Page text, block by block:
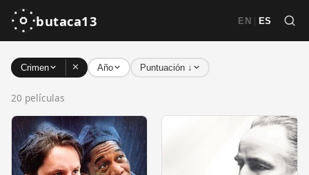
butaca13 EN | ES
Crimen ✕ Año Puntuación ↓
20 películas